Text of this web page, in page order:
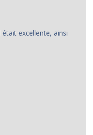
excellente, ainsi